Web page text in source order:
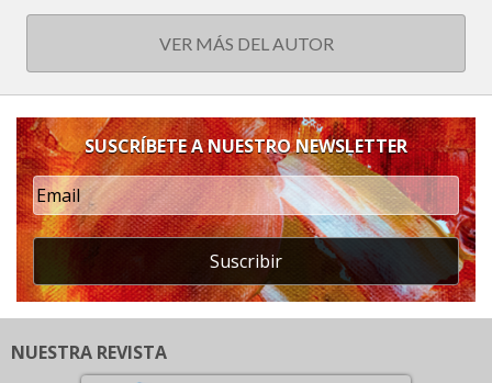
VER MÁS DEL AUTOR
SUSCRÍBETE A NUESTRO NEWSLETTER
Suscribir
NUESTRA REVISTA